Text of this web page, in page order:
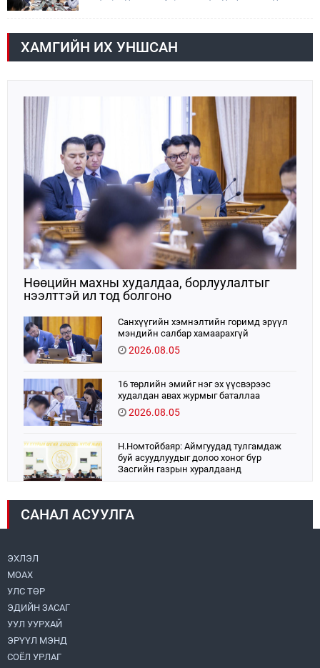
хурал зохион байгуулж, салбарын тулгамдсан
асуудлууд болон намрын тариа хураалт,
өвөлжилтийн бэлтгэл бэлэн байдлын асуудлаар
ХАМГИЙН ИХ УНШСАН
Нөөцийн махны худалдаа, борлуулалтыг
нээлттэй ил тод болгоно
Санхүүгийн хэмнэлтийн горимд эрүүл
мэндийн салбар хамаарахгүй
2026.08.05
16 төрлийн эмийг нэг эх үүсвэрээс
худалдан авах журмыг баталлаа
2026.08.05
Н.Номтойбаяр: Аймгуудад тулгамдаж
буй асуудлуудыг долоо хоног бүр
Засгийн газрын хуралдаанд
УИХ-ын дарга С.Бямбацогт:
САНАЛ АСУУЛГА
ЭХЛЭЛ
МОАХ
УЛС ТӨР
ЭДИЙН ЗАСАГ
УУЛ УУРХАЙ
ЭРҮҮЛ МЭНД
СОЁЛ УРЛАГ